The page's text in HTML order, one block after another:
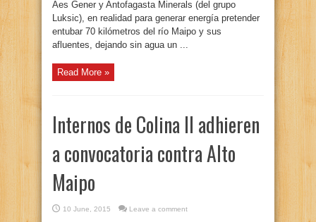
Aes Gener y Antofagasta Minerals (del grupo
Luksic), en realidad para generar energía pretender
entubar 70 kilómetros del río Maipo y sus
afluentes, dejando sin agua un ...
Read More »
Internos de Colina II adhieren
a convocatoria contra Alto
Maipo
10 June, 2015 Leave a comment